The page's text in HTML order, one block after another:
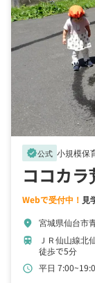
verified公式 小規模保
ココカラ
Webで受付中！ 見
location_on 宮城県仙台市
train ＪＲ仙山線北
徒歩で5分
schedule 平日